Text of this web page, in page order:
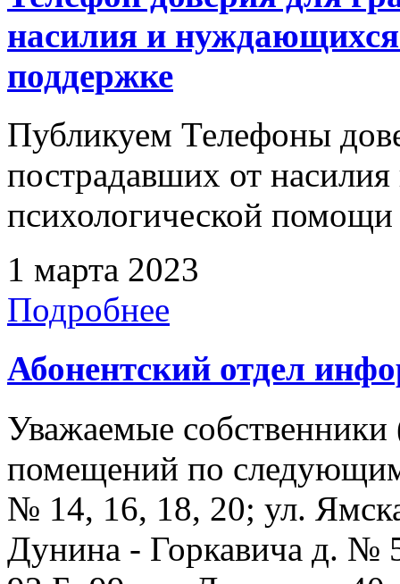
насилия и
поддержке
Публикуем Телефоны
пострадавших от
психологической
1 марта 2023
Подробнее
Абонентский отдел
Уважаемые
помещений по
№ 14, 16, 18, 20; ул.
Дунина - Горкавича д. №